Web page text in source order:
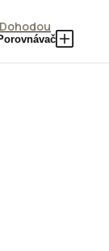
Dohodou